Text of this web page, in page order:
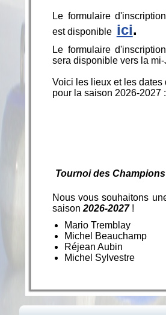
Le formulaire
est disponible ici.
Le formulaire
sera disponible vers la mi-
Voici les lieux et les dates
pour la saison 2026-2027 :
Tournoi des
Nous vous souhaitons
saison 2026-2027 !
Mario Tremblay
Michel Beauchamp
Réjean Aubin
Michel Sylvestre